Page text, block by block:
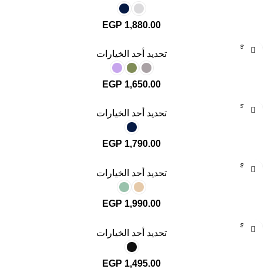
EGP 1,880.00
SOLD
OUT
تحديد أحد الخيارات
EGP 1,650.00
SOLD
OUT
تحديد أحد الخيارات
EGP 1,790.00
SOLD
OUT
تحديد أحد الخيارات
EGP 1,990.00
SOLD
OUT
تحديد أحد الخيارات
EGP 1,495.00